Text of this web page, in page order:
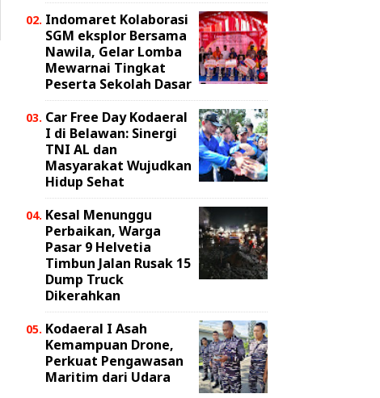
Indomaret Kolaborasi
SGM eksplor Bersama
Nawila, Gelar Lomba
Mewarnai Tingkat
Peserta Sekolah Dasar
Car Free Day Kodaeral
I di Belawan: Sinergi
TNI AL dan
Masyarakat Wujudkan
Hidup Sehat
Kesal Menunggu
Perbaikan, Warga
Pasar 9 Helvetia
Timbun Jalan Rusak 15
Dump Truck
Dikerahkan
Kodaeral I Asah
Kemampuan Drone,
Perkuat Pengawasan
Maritim dari Udara